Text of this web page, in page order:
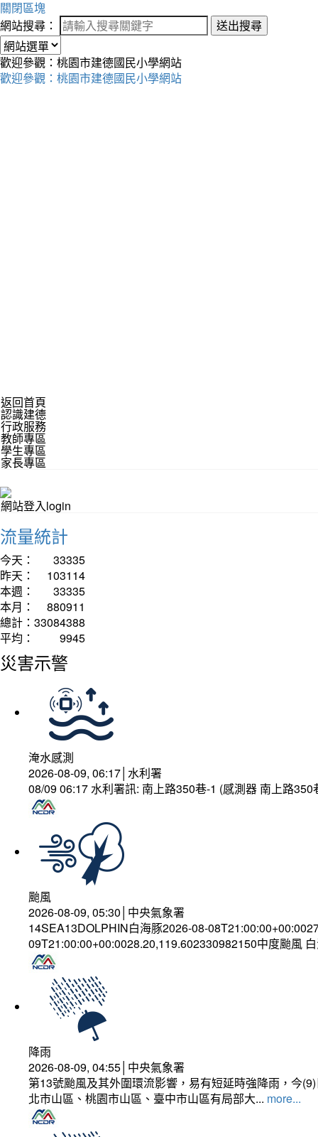
關閉區塊
網站搜尋：
送出搜尋
歡迎參觀：桃園市建德國民小學網站
歡迎參觀：桃園市建德國民小學網站
返回首頁
認識建德
行政服務
教師專區
學生專區
家長專區
網站登入login
流量統計
今天：
33335
昨天：
103114
本週：
33335
本月：
880911
總計： 33084388
平均：
9945
災害示警
淹水感測
2026-08-09, 06:17│水利署
08/09 06:17 水利署訊: 南上路350巷-1 (感測器 南上路
颱風
2026-08-09, 05:30│中央氣象署
14SEA13DOLPHIN白海豚2026-08-
09T21:00:00+00:0028.20,119.602330982150中度颱風
降雨
2026-08-09, 04:55│中央氣象署
第13號颱風及其外圍環流影響，易有短延時強降雨，今
北市山區、桃園市山區、臺中市山區有局部大... more...